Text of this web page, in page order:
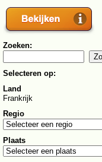
Zoeken:
Selecteren op:
Land
Frankrijk
Regio
Plaats